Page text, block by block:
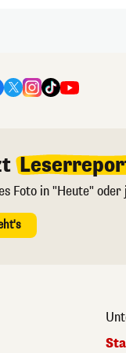
Foto in "Heute"